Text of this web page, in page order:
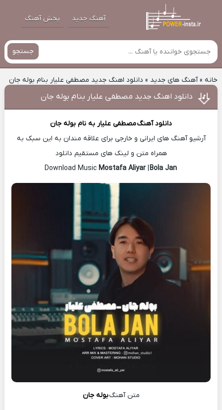
آهنگ جدید پخش آهنگ
جستجو
خانه»آهنگ های جدید » دانلود اهنگ جدید مصطفی علیار بنام بوله جان
دانلود اهنگ جدید مصطفی علیار بنام بوله جان
دانلود آهنگمصطفی علیار به نام بوله جان
آرشیو آهنگ های ایرانی و خارجی برای علاقه مندان به این سبک به
همراه متن و لینک های مستقیم دانلود
Mostafa Aliyar |Bola Jan
متن آهنگبوله جان